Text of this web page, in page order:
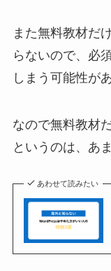
また無料教材だ
らないので、必
しまう可能性が
なので無料教材
というのは、あ
あわせて読みたい